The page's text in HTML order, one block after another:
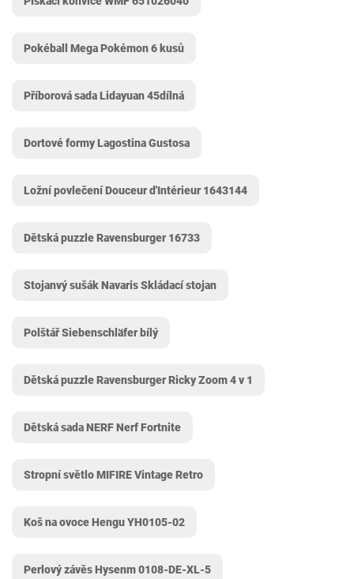
Pokéball Mega Pokémon 6 kusů
Příborová sada Lidayuan 45dílná
Dortové formy Lagostina Gustosa
Ložní povlečení Douceur d'Intérieur 1643144
Dětská puzzle Ravensburger 16733
Stojanvý sušák Navaris Skládací stojan
Polštář Siebenschläfer bílý
Dětská puzzle Ravensburger Ricky Zoom 4 v 1
Dětská sada NERF Nerf Fortnite
Stropní světlo MIFIRE Vintage Retro
Koš na ovoce Hengu YH0105-02
Perlový závěs Hysenm 0108-DE-XL-5